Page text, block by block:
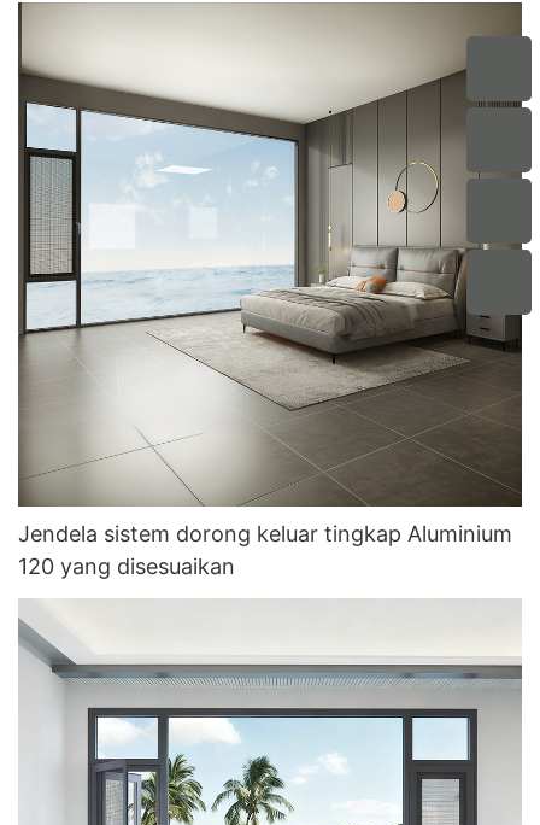
Jendela sistem dorong keluar tingkap Aluminium
120 yang disesuaikan